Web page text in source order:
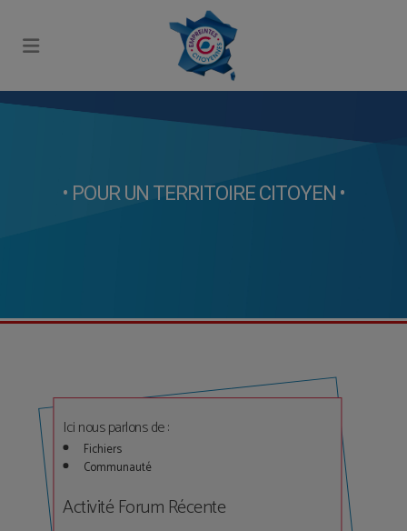
• POUR UN TERRITOIRE CITOYEN •
Ici nous parlons de :
Fichiers
Communauté
Activité Forum Récente